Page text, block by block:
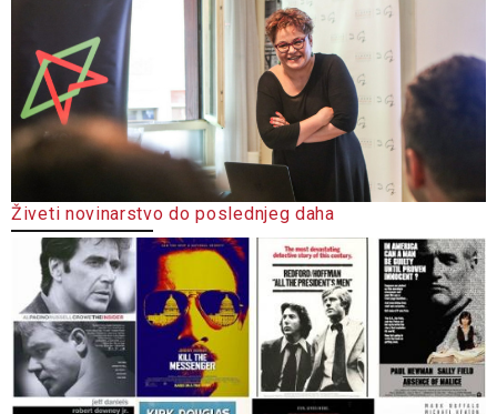
Živeti novinarstvo do poslednjeg daha